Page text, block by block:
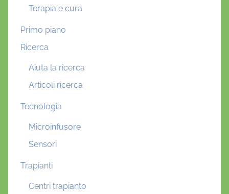
Terapia e cura
Primo piano
Ricerca
Aiuta la ricerca
Articoli ricerca
Tecnologia
Microinfusore
Sensori
Trapianti
Centri trapianto